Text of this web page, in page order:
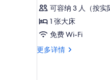
人
房
的
所
评)
可容纳 3 人（按实
1 张大床
免费 Wi-Fi
更多详情
尊